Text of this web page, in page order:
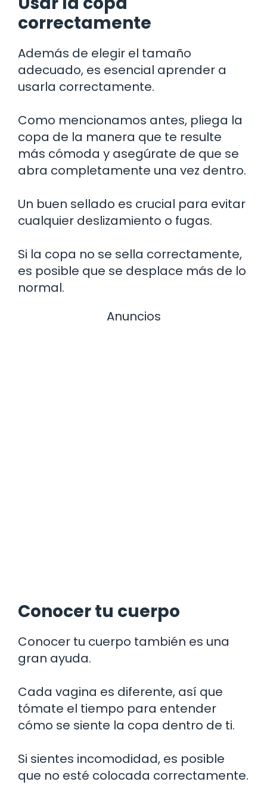
correctamente
Además de elegir el tamaño
adecuado, es esencial aprender a
usarla correctamente.
Como mencionamos antes, pliega la
copa de la manera que te resulte
más cómoda y asegúrate de que se
abra completamente una vez dentro.
Un buen sellado es crucial para evitar
cualquier deslizamiento o fugas.
Si la copa no se sella correctamente,
es posible que se desplace más de lo
normal.
Anuncios
Conocer tu cuerpo
Conocer tu cuerpo también es una
gran ayuda.
Cada vagina es diferente, así que
tómate el tiempo para entender
cómo se siente la copa dentro de ti.
Si sientes incomodidad, es posible
que no esté colocada correctamente.